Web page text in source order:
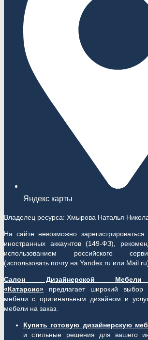
Яндекс карты
Владелец ресурса: Хмырова Наталья
На сайте невозможно
иностранных аккаунтов (149-ФЗ),
использованием российского
(использовать почту на Yandex.ru или
Салон Дизайнерской
«Катарсис»
предлагает широкий выбор
мебели с оригинальным дизайном и
мебели на заказ.
Купить готовую дизайнерскую
и стильные решения для вашего